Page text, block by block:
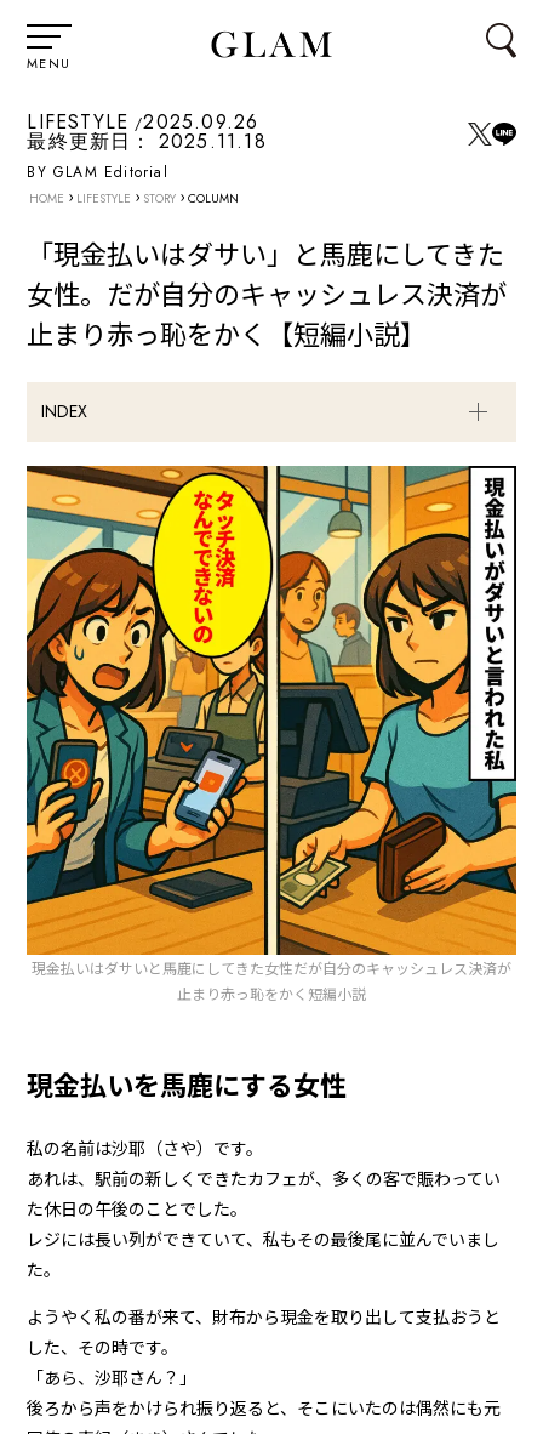
MENU
LIFESTYLE 2025.09.26
最終更新日： 2025.11.18
BY GLAM Editorial
HOME › LIFESTYLE › STORY › COLUMN
「現金払いはダサい」と馬鹿にしてきた
女性。だが自分のキャッシュレス決済が
止まり赤っ恥をかく【短編小説】
INDEX
現金払いはダサいと馬鹿にしてきた女性だが自分のキャッシュレス決済が
止まり赤っ恥をかく短編小説
現金払いを馬鹿にする女性
私の名前は沙耶（さや）です。
あれは、駅前の新しくできたカフェが、多くの客で賑わってい
た休日の午後のことでした。
レジには長い列ができていて、私もその最後尾に並んでいまし
た。
ようやく私の番が来て、財布から現金を取り出して支払おうと
した、その時です。
「あら、沙耶さん？」
後ろから声をかけられ振り返ると、そこにいたのは偶然にも元